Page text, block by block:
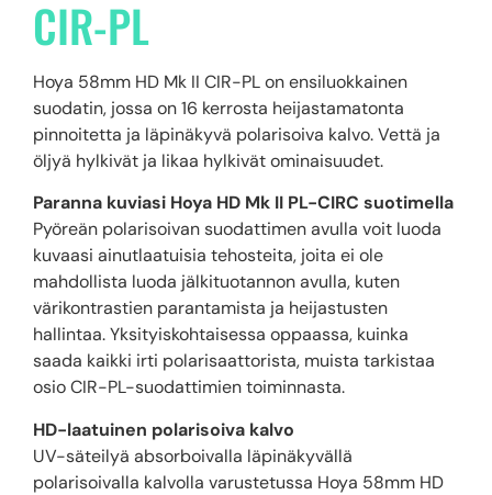
CIR-PL
Hoya 58mm HD Mk II CIR-PL on ensiluokkainen
suodatin, jossa on 16 kerrosta heijastamatonta
pinnoitetta ja läpinäkyvä polarisoiva kalvo. Vettä ja
öljyä hylkivät ja likaa hylkivät ominaisuudet.
Paranna kuviasi Hoya HD Mk II PL-CIRC suotimella
Pyöreän polarisoivan suodattimen avulla voit luoda
kuvaasi ainutlaatuisia tehosteita, joita ei ole
mahdollista luoda jälkituotannon avulla, kuten
värikontrastien parantamista ja heijastusten
hallintaa. Yksityiskohtaisessa oppaassa, kuinka
saada kaikki irti polarisaattorista, muista tarkistaa
osio CIR-PL-suodattimien toiminnasta.
HD-laatuinen polarisoiva kalvo
UV-säteilyä absorboivalla läpinäkyvällä
polarisoivalla kalvolla varustetussa Hoya 58mm HD